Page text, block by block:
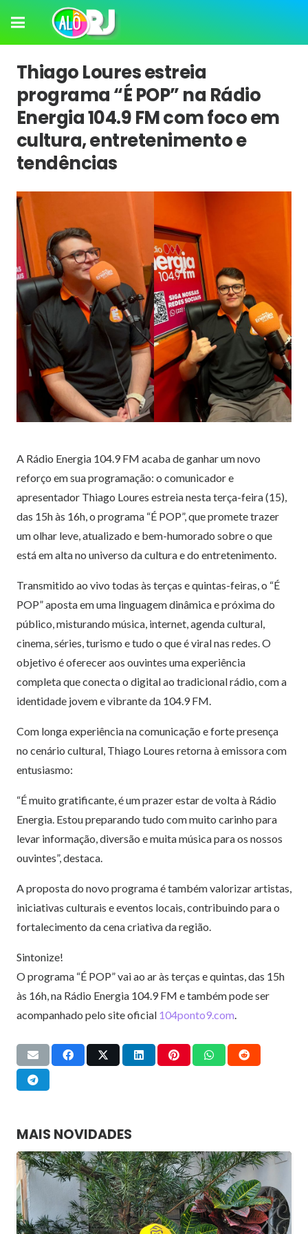
Thiago Loures estreia
programa “É POP” na Rádio
Energia 104.9 FM com foco em
cultura, entretenimento e
tendências
A Rádio Energia 104.9 FM acaba de ganhar um novo
reforço em sua programação: o comunicador e
apresentador Thiago Loures estreia nesta terça-feira (15),
das 15h às 16h, o programa “É POP”, que promete trazer
um olhar leve, atualizado e bem-humorado sobre o que
está em alta no universo da cultura e do entretenimento.
Transmitido ao vivo todas às terças e quintas-feiras, o “É
POP” aposta em uma linguagem dinâmica e próxima do
público, misturando música, internet, agenda cultural,
cinema, séries, turismo e tudo o que é viral nas redes. O
objetivo é oferecer aos ouvintes uma experiência
completa que conecta o digital ao tradicional rádio, com a
identidade jovem e vibrante da 104.9 FM.
Com longa experiência na comunicação e forte presença
no cenário cultural, Thiago Loures retorna à emissora com
entusiasmo:
“É muito gratificante, é um prazer estar de volta à Rádio
Energia. Estou preparando tudo com muito carinho para
levar informação, diversão e muita música para os nossos
ouvintes”, destaca.
A proposta do novo programa é também valorizar artistas,
iniciativas culturais e eventos locais, contribuindo para o
fortalecimento da cena criativa da região.
Sintonize!
O programa “É POP” vai ao ar às terças e quintas, das 15h
às 16h, na Rádio Energia 104.9 FM e também pode ser
acompanhado pelo site oficial 104ponto9.com
MAIS NOVIDADES